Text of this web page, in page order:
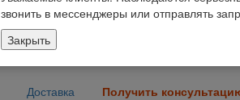
Доставка Получить
звонить в мессенджеры или отправлять
Закрыть